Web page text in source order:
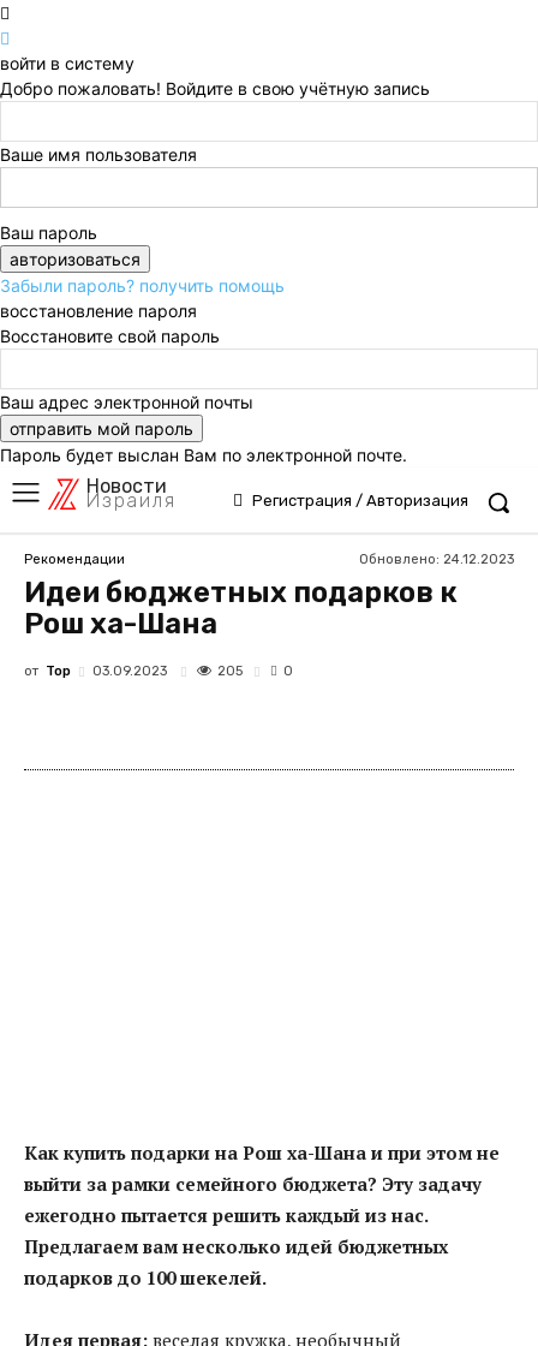
войти в систему
Добро пожаловать! Войдите в свою учётную запись
Ваше имя пользователя
Ваш пароль
Забыли пароль? получить помощь
восстановление пароля
Восстановите свой пароль
Ваш адрес электронной почты
Пароль будет выслан Вам по электронной почте.
Новости
Израиля Регистрация / Авторизация
Рекомендации Обновлено: 24.12.2023
Идеи бюджетных подарков к
Рош ха-Шана
от Top 03.09.2023 205 0
Как купить подарки на Рош ха-Шана и при этом не
выйти за рамки семейного бюджета? Эту задачу
ежегодно пытается решить каждый из нас.
Предлагаем вам несколько идей бюджетных
подарков до 100 шекелей.
Идея первая: веселая кружка, необычный